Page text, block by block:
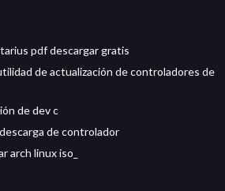
pdf descargar gratis
de actualización de controladores de
de dev c
de controlador
arch linux iso_